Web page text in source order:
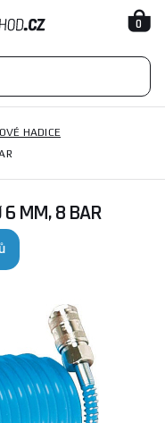
0
HADICE
6 MM, 8 BAR